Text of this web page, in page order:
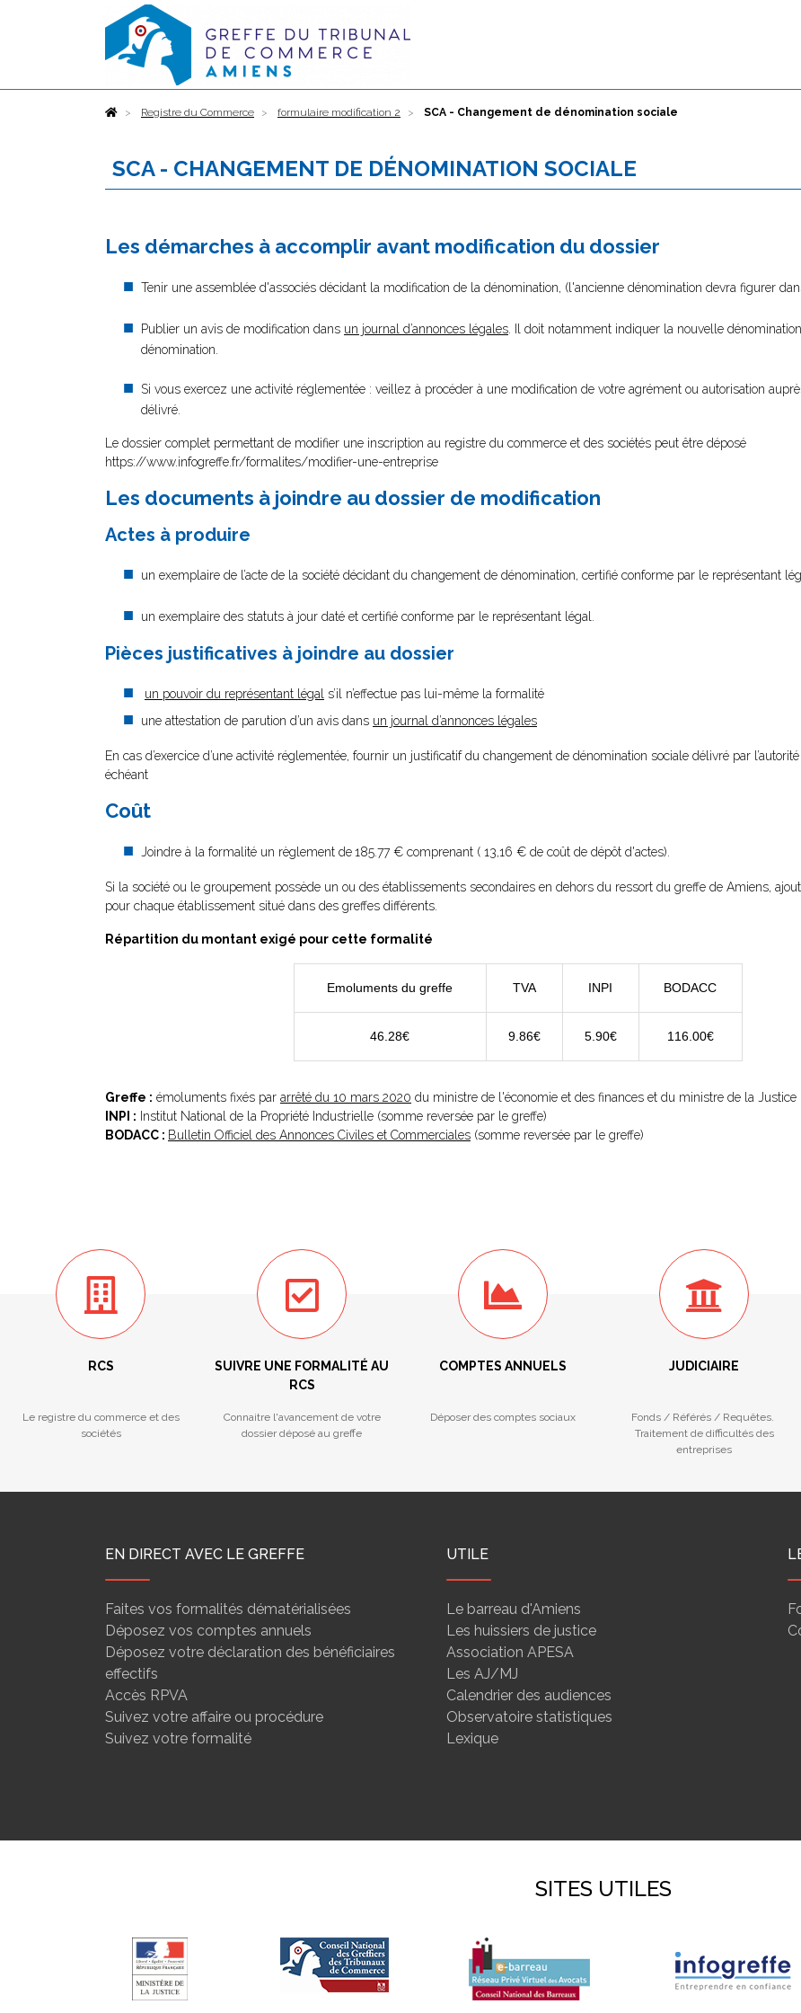
AccueilRegistre du Commerce formulaire modification 2 SCA - Changement de dénomination sociale
SCA - CHANGEMENT DE DÉNOMINATION SOCIALE
Les démarches à accomplir avant modification du dossier
Tenir une assemblée d'associés décidant la modification de la dénomination, (l'ancienne dénomination devra figurer
Publier un avis de modification dans un journal d’annonces légales . Il doit notamment indiquer la nouvelle
dénomination.
Si vous exercez une activité réglementée : veillez à procéder à une modification de votre agrément ou autorisation
délivré.
Le dossier complet permettant de modifier une inscription au registre du commerce et des sociétés peut être déposé
https://www.infogreffe.fr/formalites/modifier-une-entreprise
Les documents à joindre au dossier de modification
Actes à produire
un exemplaire de l’acte de la société décidant du changement de dénomination, certifié conforme par le représentant
un exemplaire des statuts à jour daté et certifié conforme par le représentant légal.
Pièces justificatives à joindre au dossier
un pouvoir du représentant légal s’il n’effectue pas lui-même la formalité
une attestation de parution d’un avis dans un journal d’annonces légales
En cas d’exercice d’une activité réglementée, fournir un justificatif du changement de dénomination sociale délivré par
échéant
Coût
Joindre à la formalité un règlement de185.77 € comprenant ( 13,16 € de coût de dépôt d'actes).
Si la société ou le groupement possède un ou des établissements secondaires en dehors du ressort du greffe de Amiens,
pour chaque établissement situé dans des greffes différents.
Répartition du montant exigé pour cette formalité
Emoluments du greffe TVA INPI BODACC
46.28€ 9.86€ 5.90€ 116.00€
Greffe : émoluments fixés par arrêté du 10 mars 2020 du ministre de l'économie et des finances et du ministre de la Justice
INPI : Institut National de la Propriété Industrielle (somme reversée par le greffe)
BODACC : Bulletin Officiel des Annonces Civiles et Commerciales (somme reversée par le greffe)
RCS
Le registre du commerce et des
sociétés
SUIVRE UNE FORMALITÉ AU
RCS
Connaitre l'avancement de votre
dossier déposé au greffe
COMPTES ANNUELS
Déposer des comptes sociaux
JUDICIAIRE
Fonds / Référés / Requêtes.
Traitement de difficultés des
entreprises
EN DIRECT AVEC LE GREFFE
Faites vos formalités dématérialisées
Déposez vos comptes annuels
Déposez votre déclaration des bénéficiaires
effectifs
Accès RPVA
Suivez votre affaire ou procédure
Suivez votre formalité
UTILE
Le barreau d'Amiens
Les huissiers de justice
Association APESA
Les AJ/MJ
Calendrier des audiences
Observatoire statistiques
Lexique
SITES UTILES